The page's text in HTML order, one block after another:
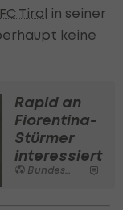
FC Tirol in seiner
keine
Rapid an
Fiorentina-
Stürmer
interessiert
Bundesliga